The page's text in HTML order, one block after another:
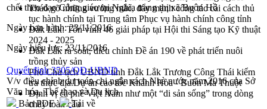
Tháo gỡ những vướng mắc, đẩy mạnh công tác cải cách thủ
tục hành chính tại Trung tâm Phục vụ hành chính công tỉnh
Đắk Lắk: Tôn vinh 46 giải pháp tại Hội thi Sáng tạo Kỹ thuật
2024 - 2025
Đắk Lắk rà soát, điều chỉnh Đề án 190 về phát triển nuôi
trồng thủy sản
Phó Chủ tịch UBND tỉnh Đắk Lắk Trương Công Thái kiểm
tra thực địa Dự án cao tốc Khánh Hòa - Buôn Ma Thuột
Định vị cà phê Việt Nam như một “di sản sống” trong dòng
chảy toàn cầu
chết theo đạo Công giáo tại Nghĩa trang thị xã Buôn Hồ
Ngày ban hành:23/11/2016
Ngày hiệu lực: 23/11/2016
Quyết định 3505/QĐ-UBND
V/v điều chỉnh dự toán chi ngân sách Nhà nước năm 2016 của Sở
Văn hóa, Thể thao và Du lịch
Bản PDF
Tải về